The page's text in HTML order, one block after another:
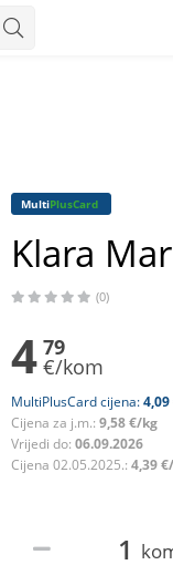
MultiPlusCard
Klara
(0)
4 79
€/kom
MultiPlusCard cijena:4,09
Cijena za j.m.: 9,58 €/kg
Vrijedi do: 06.09.2026
Cijena 02.05.2025.: 4,39